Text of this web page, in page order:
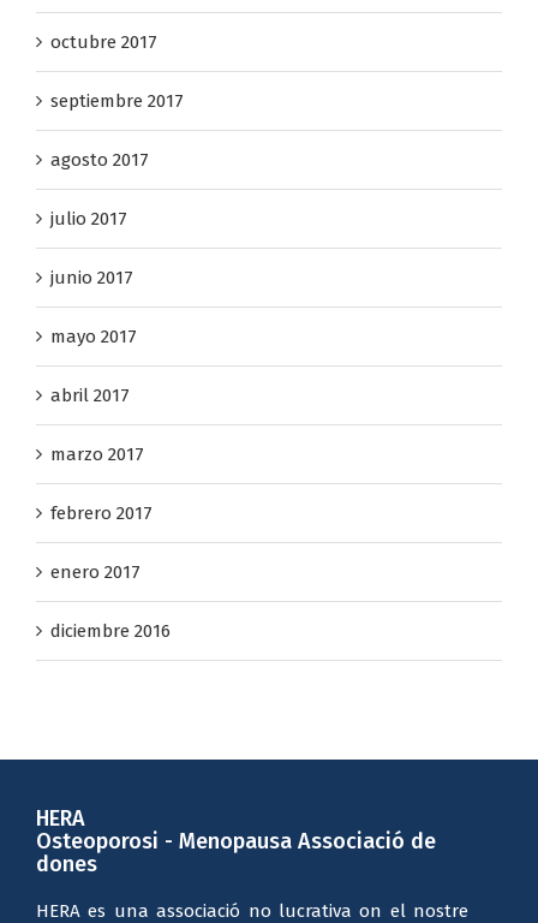
octubre 2017
septiembre 2017
agosto 2017
julio 2017
junio 2017
mayo 2017
abril 2017
marzo 2017
febrero 2017
enero 2017
diciembre 2016
HERA
Osteoporosi - Menopausa Associació de
dones
HERA es una associació no lucrativa on el nostre